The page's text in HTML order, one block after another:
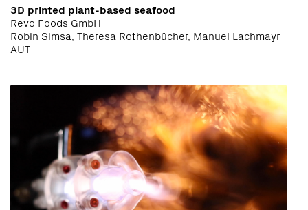
3D printed plant-based seafood
Revo Foods GmbH
Robin Simsa, Theresa Rothenbücher, Manuel Lachmayr
AUT